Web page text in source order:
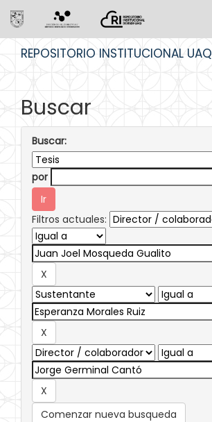
REPOSITORIO INSTITUCIONAL UAQ
Buscar
Buscar:
por
Filtros actuales:
Comenzar nueva busqueda